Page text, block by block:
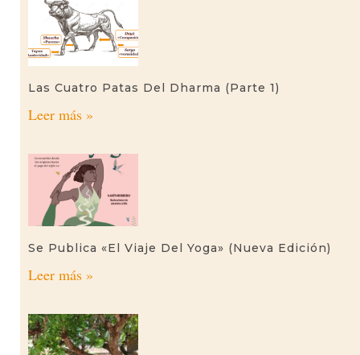
Las Cuatro Patas Del Dharma (parte 1)
Leer más »
Se Publica «El Viaje Del Yoga» (nueva Edición)
Leer más »